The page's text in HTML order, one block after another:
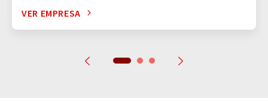
VER EMPRESA